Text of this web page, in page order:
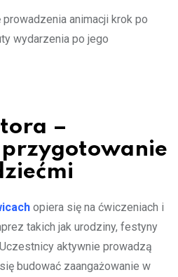
animacji krok po
wydarzenia po jego
–
opiera się na ćwiczeniach i
takich jak urodziny, festyny
aktywnie prowadzą
budować zaangażowanie w